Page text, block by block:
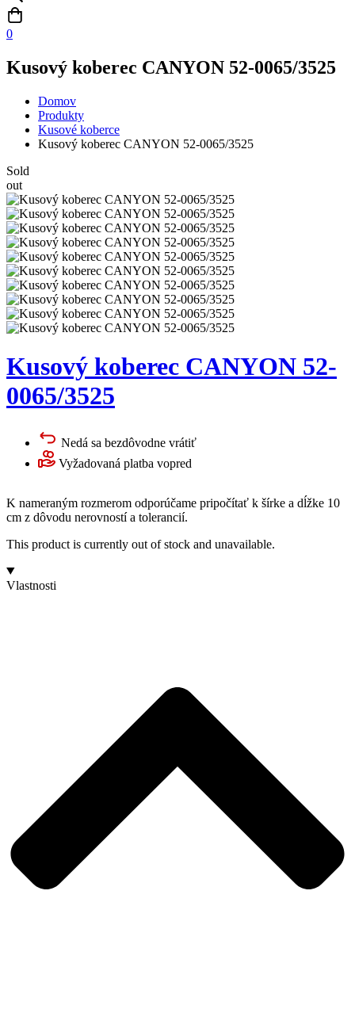
0
Kusový koberec CANYON 52-0065/3525
Domov
Produkty
Kusové koberce
Kusový koberec CANYON 52-0065/3525
Sold
out
Kusový koberec CANYON 52-
0065/3525
Nedá sa bezdôvodne vrátiť
Vyžadovaná platba vopred
K nameraným rozmerom odporúčame pripočítať k šírke a dĺžke 10
cm z dôvodu nerovností a tolerancií.
This product is currently out of stock and unavailable.
Vlastnosti